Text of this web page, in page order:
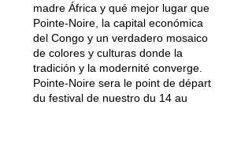
madre África y qué mejor lugar que
Pointe-Noire, la capital económica
del Congo y un verdadero mosaico
de colores y culturas donde la
tradición y la modernité converge.
Pointe-Noire sera le point de départ
du festival de nuestro du 14 au